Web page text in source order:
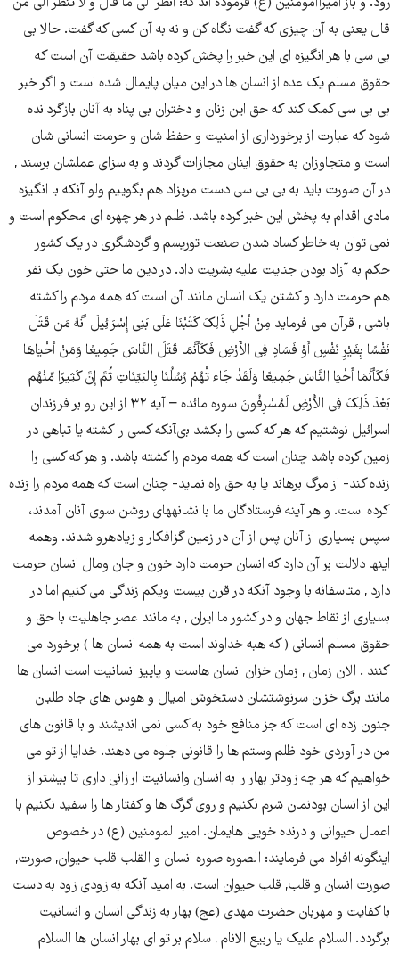
قال یعنی به آن چیزی که گفت نگاه کن و نه به آن کسی که گفت. حالا بی
بی سی با هر انگیزه ای این خبر را پخش کرده باشد حقیقت آن است که
حقوق مسلم یک عده از انسان ها در این میان پایمال شده است و اگر خبر
بی بی سی کمک کند که حق این زنان و دختران بی پناه به آنان بازگردانده
شود که عبارت از برخورداری از امنیت و حفظ شان و حرمت انسانی شان
است و متجاوزان به حقوق اینان مجازات گردند و به سزای عملشان برسند ,
در آن صورت باید به بی بی سی دست مریزاد هم بگوییم ولو آنکه با انگیزه
مادی اقدام به پخش این خبر کرده باشد. ظلم در هر چهره ای محکوم است و
نمی توان به خاطر کساد شدن صنعت توریسم و گردشگری در یک کشور
حکم به آزاد بودن جنایت علیه بشریت داد. در دین ما حتی خون یک نفر
هم حرمت دارد و کشتن یک انسان مانند آن است که همه مردم را کشته
باشی , قرآن می فرماید مِنْ أَجْلِ ذَلِکَ کَتَبْنَا عَلَی بَنِی إِسْرَائِیلَ أَنَّهُ مَن قَتَلَ
نَفْسًا بِغَیْرِ نَفْسٍ أَوْ فَسَادٍ فِی الأَرْضِ فَکَأَنَّمَا قَتَلَ النَّاسَ جَمِیعًا وَمَنْ أَحْیَاهَا
فَکَأَنَّمَا أَحْیَا النَّاسَ جَمِیعًا وَلَقَدْ جَاء تْهُمْ رُسُلُنَا بِالبَیِّنَاتِ ثُمَّ إِنَّ کَثِیرًا مِّنْهُم
بَعْدَ ذَلِکَ فِی الأَرْضِ لَمُسْرِفُونَ سوره مائده – آیه ٣٢ از اين رو بر فرزندان
اسرائيل نوشتيم كه هر كه كسى را بكشد بى‏آنكه كسى را كشته يا تباهى در
زمين كرده باشد چنان است كه همه مردم را كشته باشد. و هر كه كسى را
زنده كند- از مرگ برهاند يا به حق راه نمايد- چنان است كه همه مردم را زنده
كرده است. و هر آينه فرستادگان ما با نشانه‏هاى روشن سوى آنان آمدند،
سپس بسيارى از آنان پس از آن در زمين گزافكار و زياده‏رو شدند. وهمه
اینها دلالت بر آن دارد که انسان حرمت دارد خون و جان ومال انسان حرمت
دارد , متاسفانه با وجود آنکه در قرن بیست ویکم زندگی می کنیم اما در
بسیاری از نقاط جهان و در کشور ما ایران , به مانند عصر جاهلیت با حق و
حقوق مسلم انسانی ( که هبه خداوند است به همه انسان ها ) برخورد می
کنند . الان زمان , زمان خزان انسان هاست و پاییز انسانیت است انسان ها
مانند برگ خزان سرنوشتشان دستخوش امیال و هوس های جاه طلبان
جنون زده ای است که جز منافع خود به کسی نمی اندیشند و با قانون های
من در آوردی خود ظلم وستم ها را قانونی جلوه می دهند. خدایا از تو می
خواهیم که هر چه زودتر بهار را به انسان وانسانیت ارزانی داری تا بیشتر از
این از انسان بودنمان شرم نکنیم و روی گرگ ها و کفتار ها را سفید نکنیم با
اعمال حیوانی و درنده خویی هایمان. امیر المومنین (ع) در خصوص
اینگونه افراد می فرمایند: الصوره صوره انسان و القلب قلب حيوان, صورت,
صورت انسان و قلب, قلب حيوان است. به امید آنکه به زودی زود به دست
با کفایت و مهربان حضرت مهدی (عج) بهار به زندگی انسان و انسانیت
برگردد. السلام علیک یا ربیع الانام , سلام بر تو ای بهار انسان ها السلام